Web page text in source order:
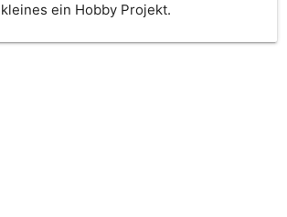
kleines ein Hobby Projekt.